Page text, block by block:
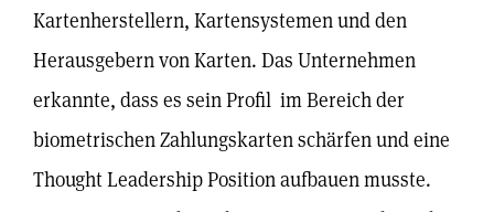
Kartenherstellern, Kartensystemen und den
Herausgebern von Karten. Das Unternehmen
erkannte, dass es sein Profil im Bereich der
biometrischen Zahlungskarten schärfen und eine
Thought Leadership Position aufbauen musste.